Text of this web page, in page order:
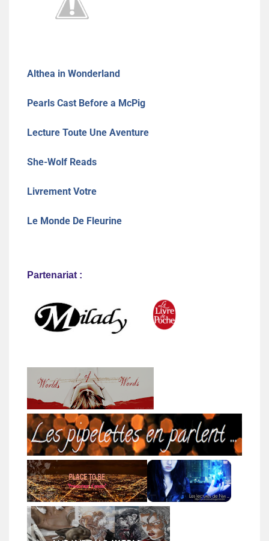
Althea in Wonderland
Pearls Cast Before a McPig
Lecture Toute Une Aventure
She-Wolf Reads
Livrement Votre
Le Monde De Fleurine
Partenariat :